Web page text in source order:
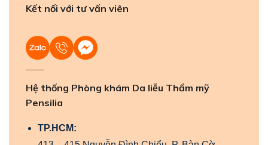
Kết nối với tư vấn viên
Hệ thống Phòng khám Da liễu Thẩm mỹ
Pensilia
TP.HCM: